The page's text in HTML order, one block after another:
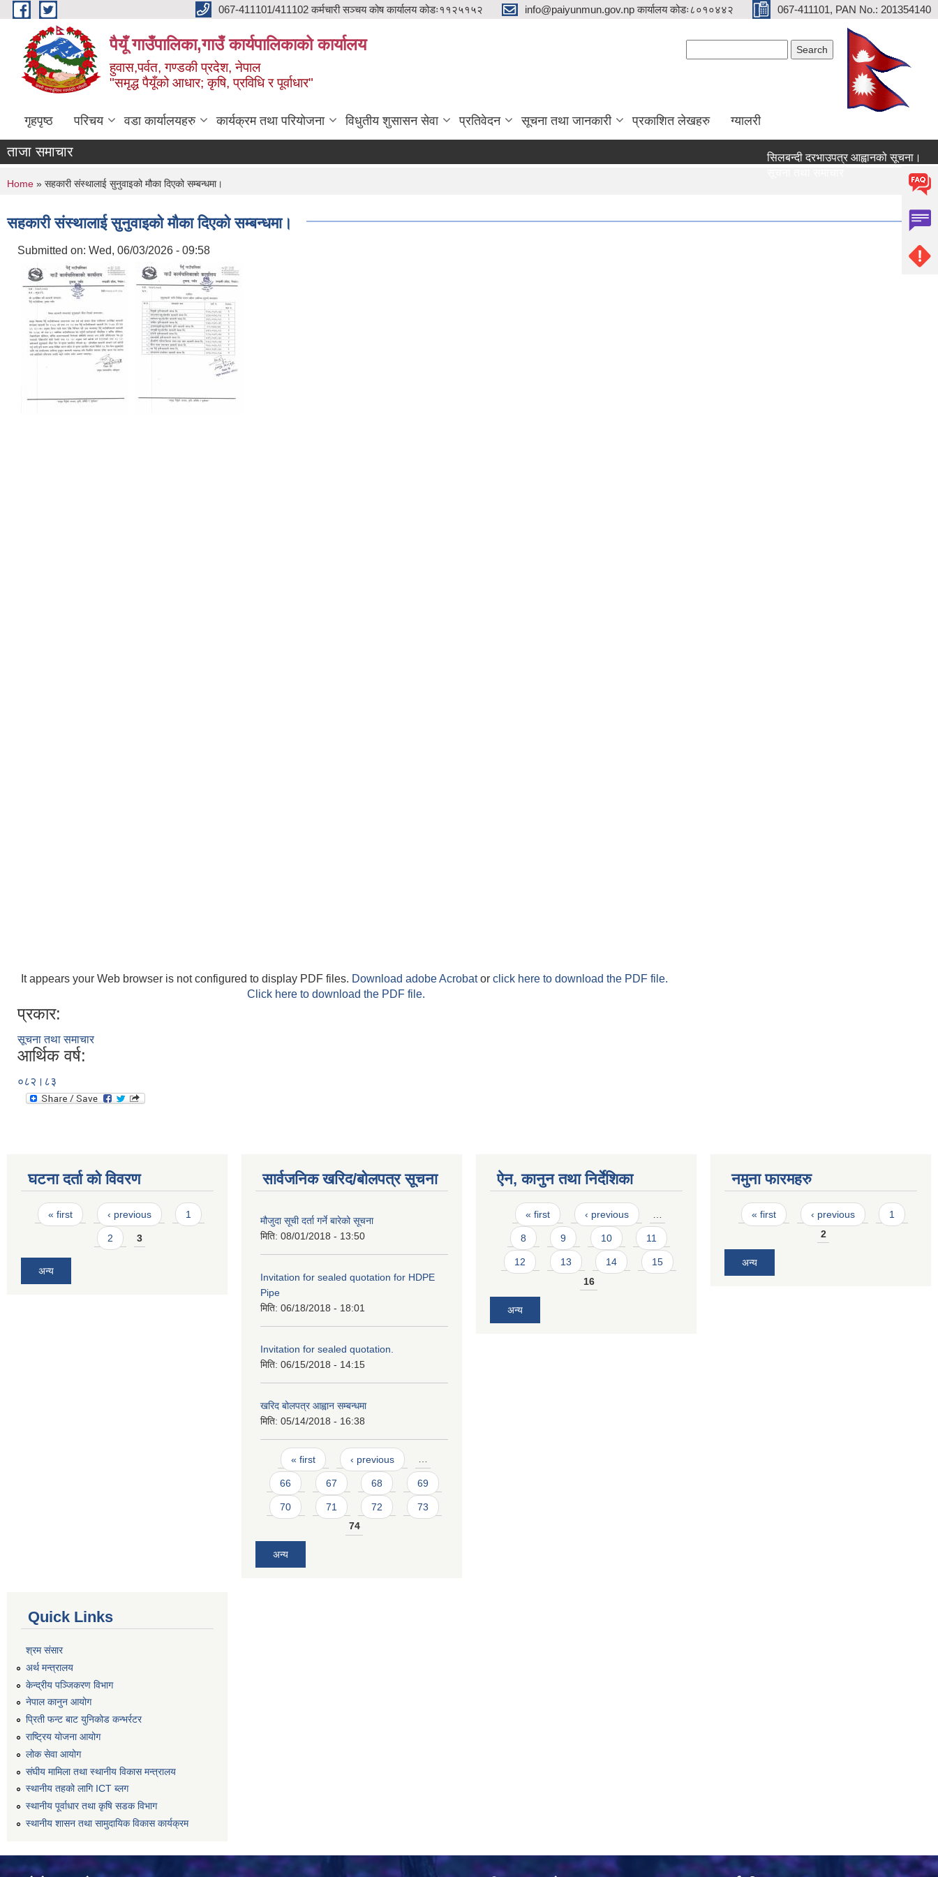
Skip to main content 067-411101/411102 कर्मचारी सञ्चय कोष कार्यालय कोडः११२५१५२ info@paiyunmun.gov.np कार्यालय कोडः८०१०४४२ 067-411101, PAN No.: 201354140
पैयूँ गाउँपालिका,गाउँ कार्यपालिकाको कार्यालय
हुवास,पर्वत, गण्डकी प्रदेश, नेपाल
"समृद्ध पैयूँको आधार; कृषि, प्रविधि र पूर्वाधार"
गृहपृष्ठ परिचय वडा कार्यालयहरु कार्यक्रम तथा परियोजना विधुतीय शुसासन सेवा प्रतिवेदन सूचना तथा जानकारी प्रकाशित लेखहरु ग्यालरी
ताजा समाचार
सिलबन्दी दरभाउपत्र आह्वानको सूचना।
You are here
Home » सहकारी संस्थालाई सुनुवाइको मौका दिएको सम्बन्धमा।
सहकारी संस्थालाई सुनुवाइको मौका दिएको सम्बन्धमा।
Submitted on: Wed, 06/03/2026 - 09:58
It appears your Web browser is not configured to display PDF files. Download adobe Acrobator click here to download the PDF file.
Click here to download the PDF file.
प्रकार:
सूचना तथा समाचार
आर्थिक वर्ष:
०८२।८३
घटना दर्ता को विवरण
Pages
« first ‹ previous 1
2 3
अन्य
सार्वजनिक खरिद/बोलपत्र सूचना
मौजुदा सूची दर्ता गर्ने बारेको सूचना
मिति: 08/01/2018 - 13:50
Invitation for sealed quotation for HDPE
Pipe
मिति: 06/18/2018 - 18:01
Invitation for sealed quotation.
मिति: 06/15/2018 - 14:15
खरिद बोलपत्र आह्वान सम्बन्धमा
मिति: 05/14/2018 - 16:38
Pages
« first ‹ previous …
66 67 68 69
70 71 72
73
74
अन्य
ऐन, कानुन तथा निर्देशिका
Pages
« first ‹ previous
8 9 10 11
12 13 14
15
16
अन्य
नमुना फारमहरु
Pages
« first ‹ previous
1
2
अन्य
Quick Links
श्रम संसार
अर्थ मन्त्रालय
केन्द्रीय पञ्जिकरण विभाग
नेपाल कानुन आयोग
प्रिती फन्ट बाट युनिकोड कन्भर्रटर
राष्ट्रिय योजना आयोग
लोक सेवा आयोग
संघीय मामिला तथा स्थानीय विकास मन्त्रालय
स्थानीय तहको लागि ICT ब्लग
स्थानीय पूर्वाधार तथा कृषि सडक विभाग
स्थानीय शासन तथा सामुदायिक विकास कार्यक्रम